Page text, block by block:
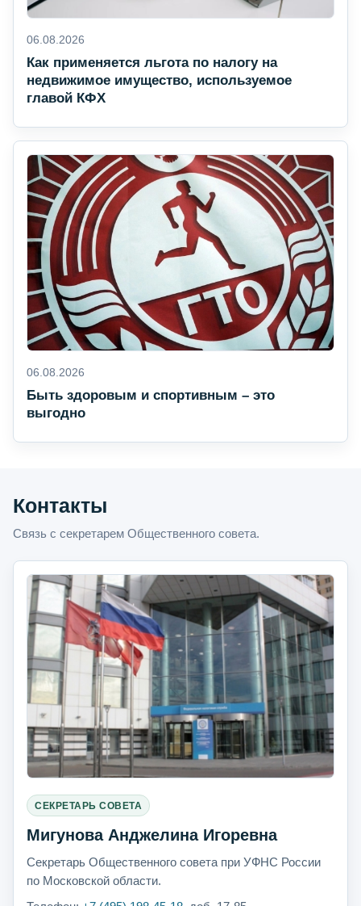
06.08.2026
Как применяется льгота по налогу на
недвижимое имущество, используемое
главой КФХ
06.08.2026
Быть здоровым и спортивным – это
выгодно
Контакты
Связь с секретарем Общественного совета.
СЕКРЕТАРЬ СОВЕТА
Мигунова Анджелина Игоревна
Секретарь Общественного совета при УФНС России
по Московской области.